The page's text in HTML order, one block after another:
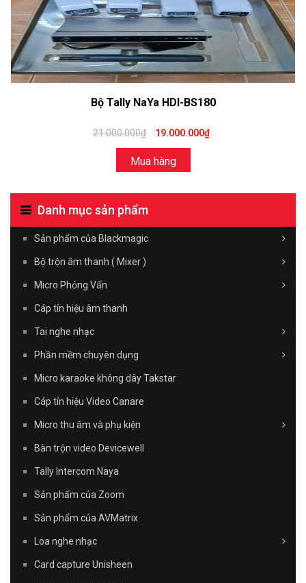
Bộ Tally NaYa HDI-BS180
21.000.000₫ 19.000.000₫
Mua hàng
Danh mục sản phẩm
Sản phẩm của Blackmagic
Bộ trộn âm thanh ( Mixer )
Micro Phỏng Vấn
Cáp tín hiệu âm thanh
Tai nghe nhạc
Phần mềm chuyên dụng
Micro karaoke không dây Takstar
Cáp tín hiệu Video Canare
Micro thu âm và phụ kiện
Bàn trộn video Devicewell
Tally Intercom Naya
Sản phẩm của Zoom
Sản phẩm của AVMatrix
Loa nghe nhạc
Card capture Unisheen